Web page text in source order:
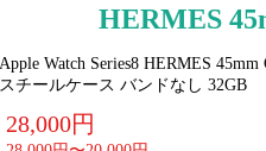
HERMES
Apple Watch Series8 HERMES
スチールケース バンドなし 32GB
28,000円